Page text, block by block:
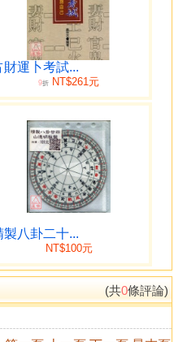
財運
歸
易
廣
財運卜考試...
9折 NT$261元
製八卦二十...
NT$100元
(共0條評論)